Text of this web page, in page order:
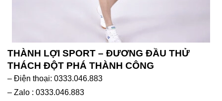
THÀNH LỢI SPORT – ĐƯƠNG ĐẦU THỬ
THÁCH ĐỘT PHÁ THÀNH CÔNG
– Điện thoại: 0333.046.883
– Zalo : 0333.046.883